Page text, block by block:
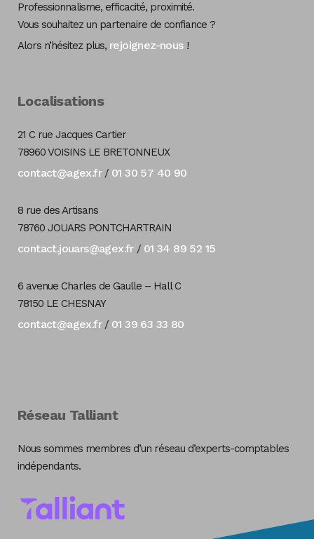
Professionnalisme, efficacité, proximité.
Vous souhaitez un partenaire de confiance ?
Alors n’hésitez plus, rejoignez-nous!
Localisations
21 C rue Jacques Cartier
78960 VOISINS LE BRETONNEUX
contact@agex.fr/ 01 30 57 40 90
8 rue des Artisans
78760 JOUARS PONTCHARTRAIN
contact.jouars@agex.fr/ 01 34 89 52 15
6 avenue Charles de Gaulle – Hall C
78150 LE CHESNAY
contact@agex.fr/ 01 39 63 33 80
Réseau Talliant
Nous sommes membres d’un réseau d’experts-comptables
indépendants.